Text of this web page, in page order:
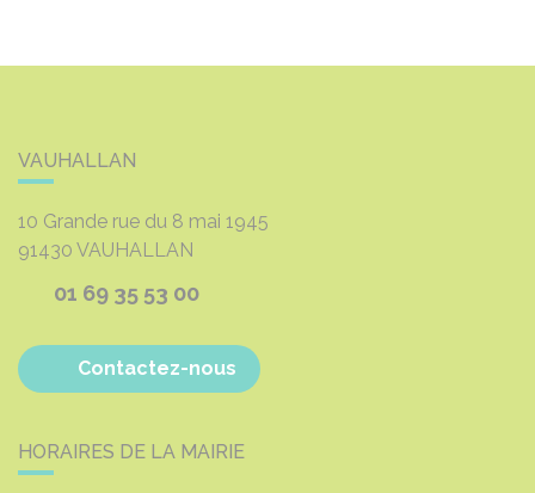
VAUHALLAN
10 Grande rue du 8 mai 1945
91430 VAUHALLAN
01 69 35 53 00
Contactez-nous
HORAIRES DE LA MAIRIE